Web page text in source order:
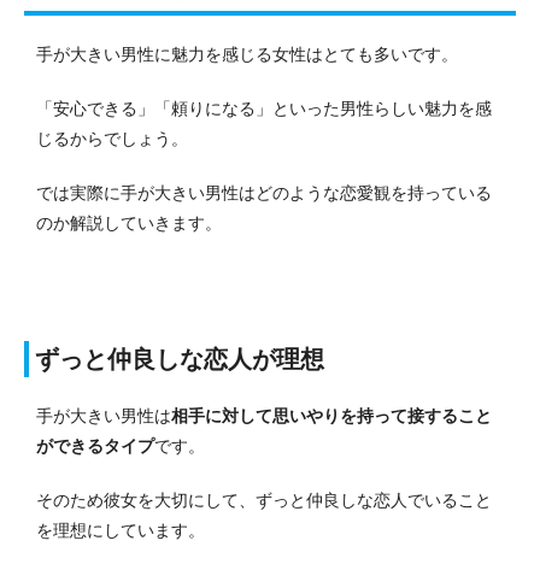
手が大きい男性に魅力を感じる女性はとても多いです。
「安心できる」「頼りになる」といった男性らしい魅力を感
じるからでしょう。
では実際に手が大きい男性はどのような恋愛観を持っている
のか解説していきます。
ずっと仲良しな恋人が理想
手が大きい男性は相手に対して思いやりを持って接すること
ができるタイプです。
そのため彼女を大切にして、ずっと仲良しな恋人でいること
を理想にしています。